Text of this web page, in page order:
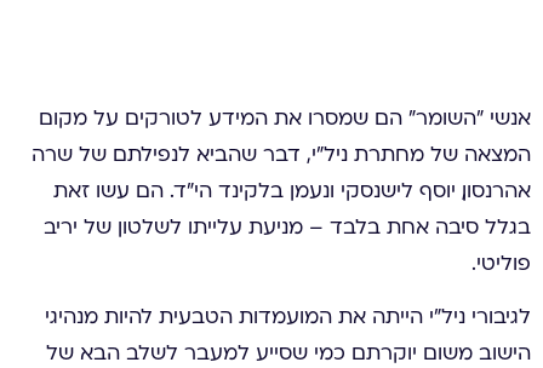
אנשי ״השומר״ הם שמסרו את המידע לטורקים על מקום
המצאה של מחתרת ניל״י, דבר שהביא לנפילתם של שרה
אהרנסון, יוסף לישנסקי ונעמן בלקינד הי״ד. הם עשו זאת
בגלל סיבה אחת בלבד – מניעת עלייתו לשלטון של יריב
פוליטי.
לגיבורי ניל״י הייתה את המועמדות הטבעית להיות מנהיגי
הישוב משום יוקרתם כמי שסייע למעבר לשלב הבא של